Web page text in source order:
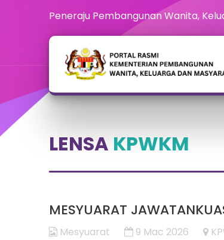
Peneraju Pembangunan Wanita,
LENSA KPWKM
MESYUARAT
Mesyuarat 9 Mac 2026